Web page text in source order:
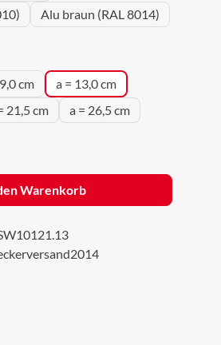
Alu braun (RAL 8014)
cm
a = 13,0 cm
21,5 cm a = 26,5 cm
Gib den gewünschten
Warenkorb